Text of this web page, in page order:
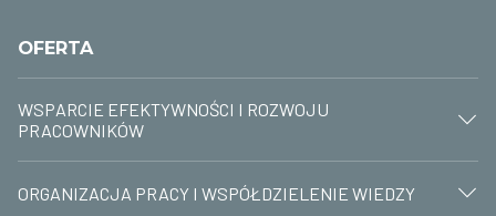
OFERTA
WSPARCIE EFEKTYWNOŚCI I ROZWOJU
PRACOWNIKÓW
ORGANIZACJA PRACY I WSPÓŁDZIELENIE WIEDZY